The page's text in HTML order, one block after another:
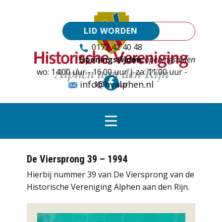
LID WORDEN
0172 42 40 48
Tijdens openingstijden
Openingstijden:
wo: 14.00 uur - 16.00 uur | za: 11.00 uur -
16.00 uur
info@hvalphen.nl
De Viersprong 39 – 1994
Hierbij nummer 39 van De Viersprong van de
Historische Vereniging Alphen aan den Rijn.